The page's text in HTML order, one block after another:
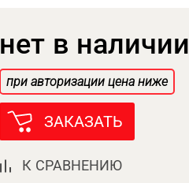
нет в наличии
при авторизации цена ниже
ЗАКАЗАТЬ
К СРАВНЕНИЮ